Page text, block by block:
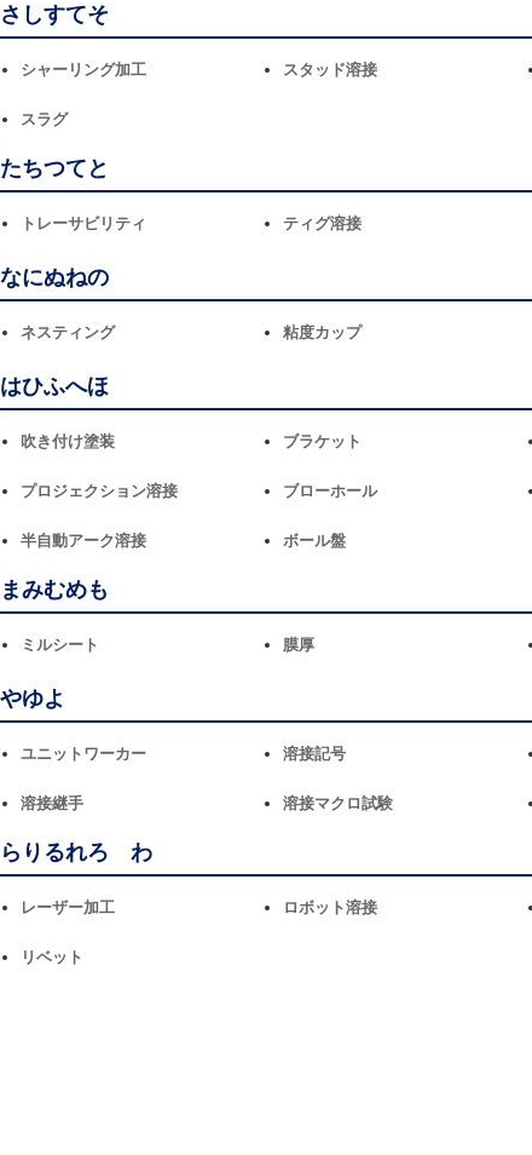
さしすてそ
シャーリング加工 スタッド溶接
スラグ
たちつてと
トレーサビリティ ティグ溶接
なにぬねの
ネスティング 粘度カップ
はひふへほ
吹き付け塗装 ブラケット
プロジェクション溶接 ブローホール
半自動アーク溶接 ボール盤
まみむめも
ミルシート 膜厚
やゆよ
ユニットワーカー 溶接記号
溶接継手 溶接マクロ試験
らりるれろ わ
レーザー加工 ロボット溶接
リベット